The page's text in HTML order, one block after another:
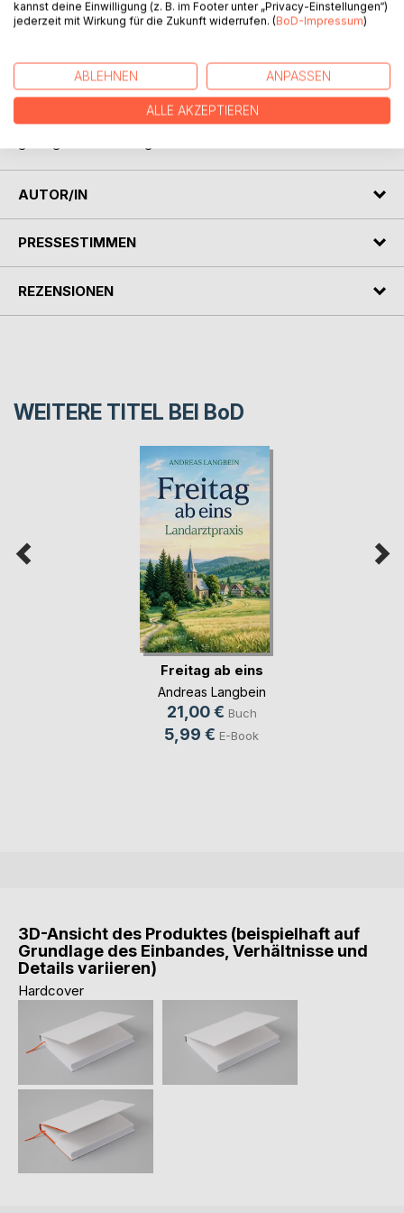
zusammen mit seinen »Aufzeichnungen aus den
Kriegsjahren« in einem Buch erhältlich.
In einem begleitenden Essay setzt der renommierte
Historiker Bernd Roeck das Leben Wilhelm Uhdes in den
kunsthistorischen Kontext des frühen 20. Jahrhunderts und
veranschaulicht so dessen damals so moderne wie
AUTOR/IN
PRESSESTIMMEN
REZENSIONEN
WEITERE TITEL BEI BoD
Freitag ab eins
Andreas Langbein
21,00 € Buch
5,99 € E-Book
3D-Ansicht des Produktes (beispielhaft auf
Grundlage des Einbandes, Verhältnisse und
Details variieren)
Hardcover
kannst deine Einwilligung (z. B. im Footer unter „Privacy-Einstellungen“)
jederzeit mit Wirkung für die Zukunft widerrufen. (BoD-Impressum)
ABLEHNEN ANPASSEN
ALLE AKZEPTIEREN